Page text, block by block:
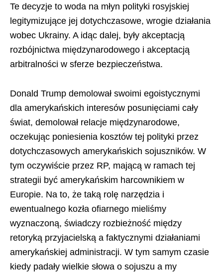
Te decyzje to woda na młyn polityki rosyjskiej
legitymizujące jej dotychczasowe, wrogie działania
wobec Ukrainy. A idąc dalej, były akceptacją
rozbójnictwa międzynarodowego i akceptacją
arbitralności w sferze bezpieczeństwa.
Donald Trump demolował swoimi egoistycznymi
dla amerykańskich interesów posunięciami cały
świat, demolował relacje międzynarodowe,
oczekując poniesienia kosztów tej polityki przez
dotychczasowych amerykańskich sojuszników. W
tym oczywiście przez RP, mającą w ramach tej
strategii być amerykańskim harcownikiem w
Europie. Na to, że taką rolę narzędzia i
ewentualnego kozła ofiarnego mieliśmy
wyznaczoną, świadczy rozbieżność między
retoryką przyjacielską a faktycznymi działaniami
amerykańskiej administracji. W tym samym czasie
kiedy padały wielkie słowa o sojuszu a my